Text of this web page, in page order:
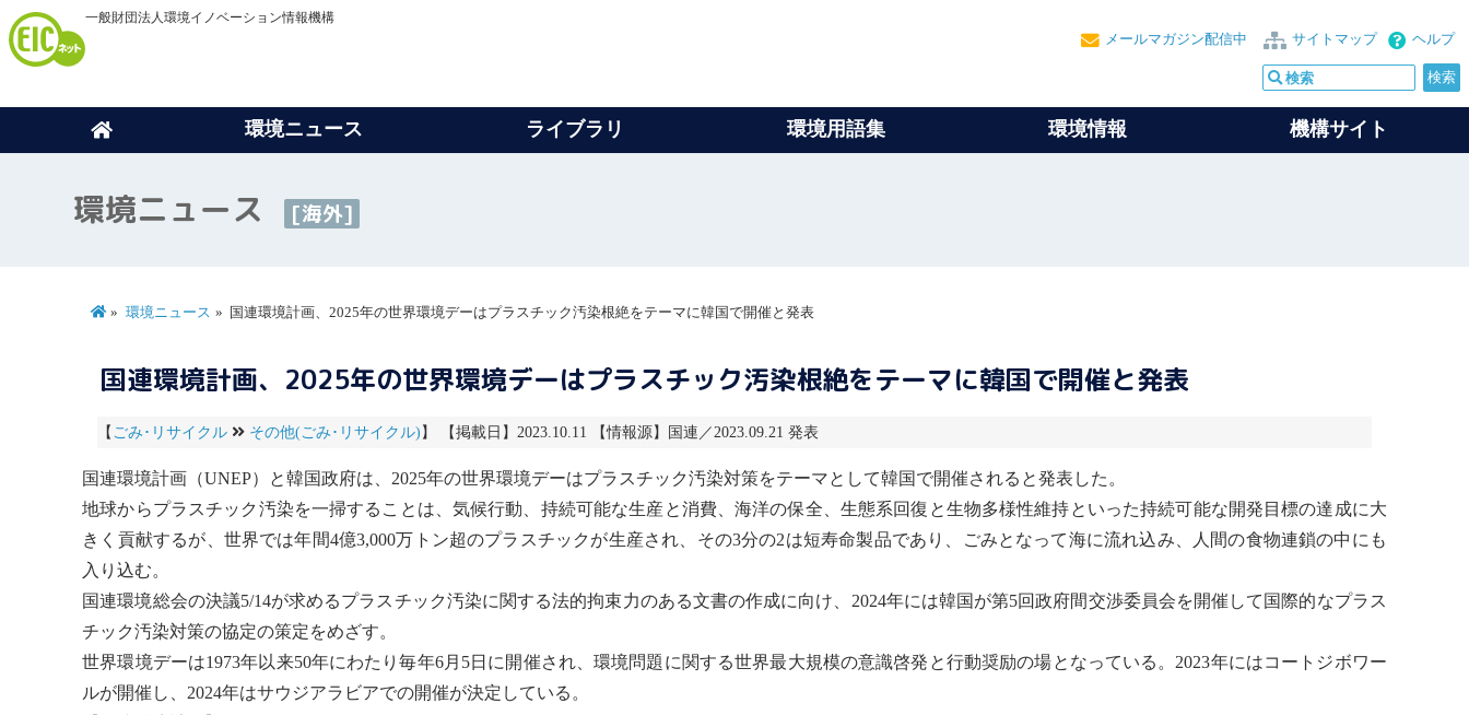
一般財団法人環境イノベーション情報機構
ヘルプ
サイトマップ
メールマガジン配信中
環境ニュース ライブラリ 環境用語集 環境情報 機構サイト
環境ニュース [海外]
環境ニュース 国連環境計画、2025年の世界環境デーはプラスチック汚染根絶をテーマに韓国で開催と発表
国連環境計画、2025年の世界環境デーはプラスチック汚染根絶をテーマに韓国で開催と発表
【 ごみ･リサイクル その他(ごみ･リサイクル) 】 【掲載日】2023.10.11 【情報源】国連／2023.09.21 発表
国連環境計画 （UNEP）と韓国政府は、2025年の世界環境デーはプラスチック汚染対策をテーマとして韓国で開催されると発表した。
地球からプラスチック汚染を一掃することは、気候行動、持続可能な生産と消費、海洋の保全、 生態系回復と生物多様性維持といった持続可能な開発目標の達成に大
きく貢献するが、世界では年間4億3,000万トン超のプラスチックが生産され、その3分の2は短寿命製品であり、ごみとなって海に流れ込み、人間の食物連鎖の中にも
入り込む。
国連環境総会の決議5/14が求めるプラスチック汚染に関する法的拘束力のある文書の作成に向け、2024年には韓国が第5回政府間交渉委員会を開催して国際的なプラス
チック汚染対策の協定の策定をめざす。
世界環境デーは1973年以来50年にわたり毎年6月5日に開催され、環境問題に関する世界最大規模の意識啓発と行動奨励の場となっている。2023年にはコートジボワー
ルが開催し、2024年はサウジアラビアでの開催が決定している。